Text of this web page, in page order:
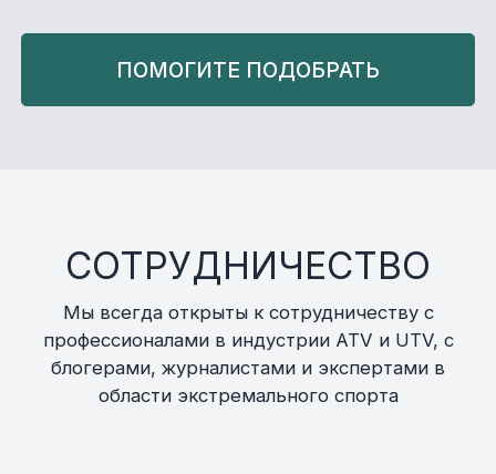
ПОМОГИТЕ ПОДОБРАТЬ
СОТРУДНИЧЕСТВО
Мы всегда открыты к сотрудничеству с
профессионалами в индустрии ATV и UTV, с
блогерами, журналистами и экспертами в
области экстремального спорта